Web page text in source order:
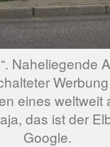
Naheliegende
eines
das ist der
Google.